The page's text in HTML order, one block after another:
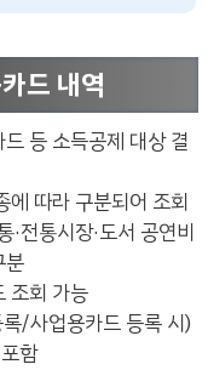
드 내역
등 소득공제 대상 결
에 따라 구분되어 조회
전통시장·도서 공연비
분
조회 가능
/사업용카드 등록 시)
함